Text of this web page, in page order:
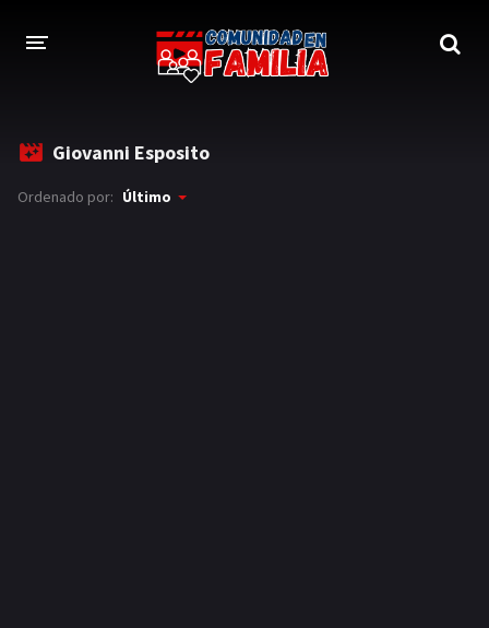
Giovanni Esposito
Ordenado por: Último